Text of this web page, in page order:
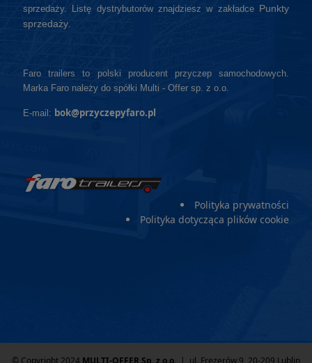
sprzedaży. Listę dystrybutorów znajdziesz w zakładce Punkty
sprzedaży.
Faro trailers to polski producent przyczep samochodowych.
Marka Faro należy do spółki Multi - Offer sp. z o.o.
E-mail: bok@przyczepyfaro.pl
Polityka prywatności
Polityka dotycząca plików cookie
© Copyright 2024 MULTI-OFFER Sp. z o.o. | ul. Frezerów 9, 20-209 Lublin